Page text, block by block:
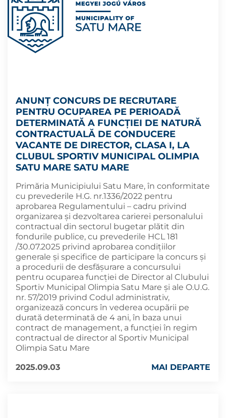
ANUNȚ CONCURS DE RECRUTARE
PENTRU OCUPAREA PE PERIOADĂ
DETERMINATĂ A FUNCȚIEI DE NATURĂ
CONTRACTUALĂ DE CONDUCERE
VACANTE DE DIRECTOR, CLASA I, LA
CLUBUL SPORTIV MUNICIPAL OLIMPIA
SATU MARE SATU MARE
Primăria Municipiului Satu Mare, în conformitate
cu prevederile H.G. nr.1336/2022 pentru
aprobarea Regulamentului – cadru privind
organizarea şi dezvoltarea carierei personalului
contractual din sectorul bugetar plătit din
fondurile publice, cu prevederile HCL 181
/30.07.2025 privind aprobarea condițiilor
generale și specifice de participare la concurs și
a procedurii de desfășurare a concursului
pentru ocuparea funcției de Director al Clubului
Sportiv Municipal Olimpia Satu Mare şi ale O.U.G.
nr. 57/2019 privind Codul administrativ,
organizează concurs în vederea ocupării pe
durată determinată de 4 ani, în baza unui
contract de management, a funcţiei în regim
contractual de director al Sportiv Municipal
Olimpia Satu Mare
2025.09.03
MAI DEPARTE